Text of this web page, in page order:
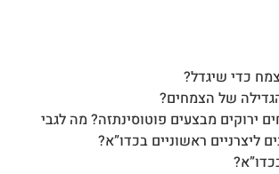
כדי שיגדל?
של הצמחים?
ירוקים מבצעים פוטוסינתזה? מה לגבי
ראשוניים בכדו”א?